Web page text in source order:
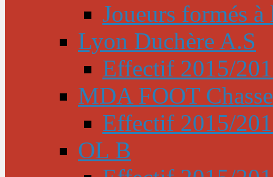
Joueurs formés
Lyon Duchère A.S
Effectif 2015/
MDA FOOT
Effectif 2015/
OL B